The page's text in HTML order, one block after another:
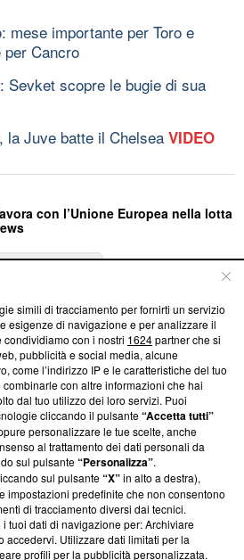
mese importante per Toro e
per Cancro
Sevket scopre le bugie di sua
la Juve batte il Chelsea VIDEO
con l’Unione Europea nella lotta
trasparenti su Blasting
editoriali e su come ci impegniamo a
afferma la nostra aderenza a
Integrity’Blasting News non è
ma ha richiesto di farne
ancora effettuato una verifica di
simili di tracciamento per fornirti un servizio
esigenze di navigazione e per analizzare il
con i nostri 1624partner che si
pubblicità e social media, alcune
come l’indirizzo IP e le caratteristiche del tuo
con altre informazioni che hai
dal tuo utilizzo dei loro servizi. Puoi
cliccando il pulsante“Accetta tutti”
personalizzare le tue scelte, anche
al trattamento dei dati personali da
sul pulsante“Personalizza”.
sul pulsante“X”in alto a destra),
impostazioni predefinite che non consentono
di tracciamento diversi dai tecnici.
tuoi dati di navigazione per: Archiviare
accedervi. Utilizzare dati limitati per la
profili per la pubblicità personalizzata.